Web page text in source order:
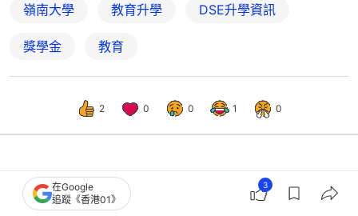
嶺南大學 教育升學 DSE升學資訊
獎學金 教育
2 0 0 1 0
港聞 01偵查
巴黎學院陷洗黑錢醜聞 恒大嶺大有合
在Google
追蹤《香港01》
3